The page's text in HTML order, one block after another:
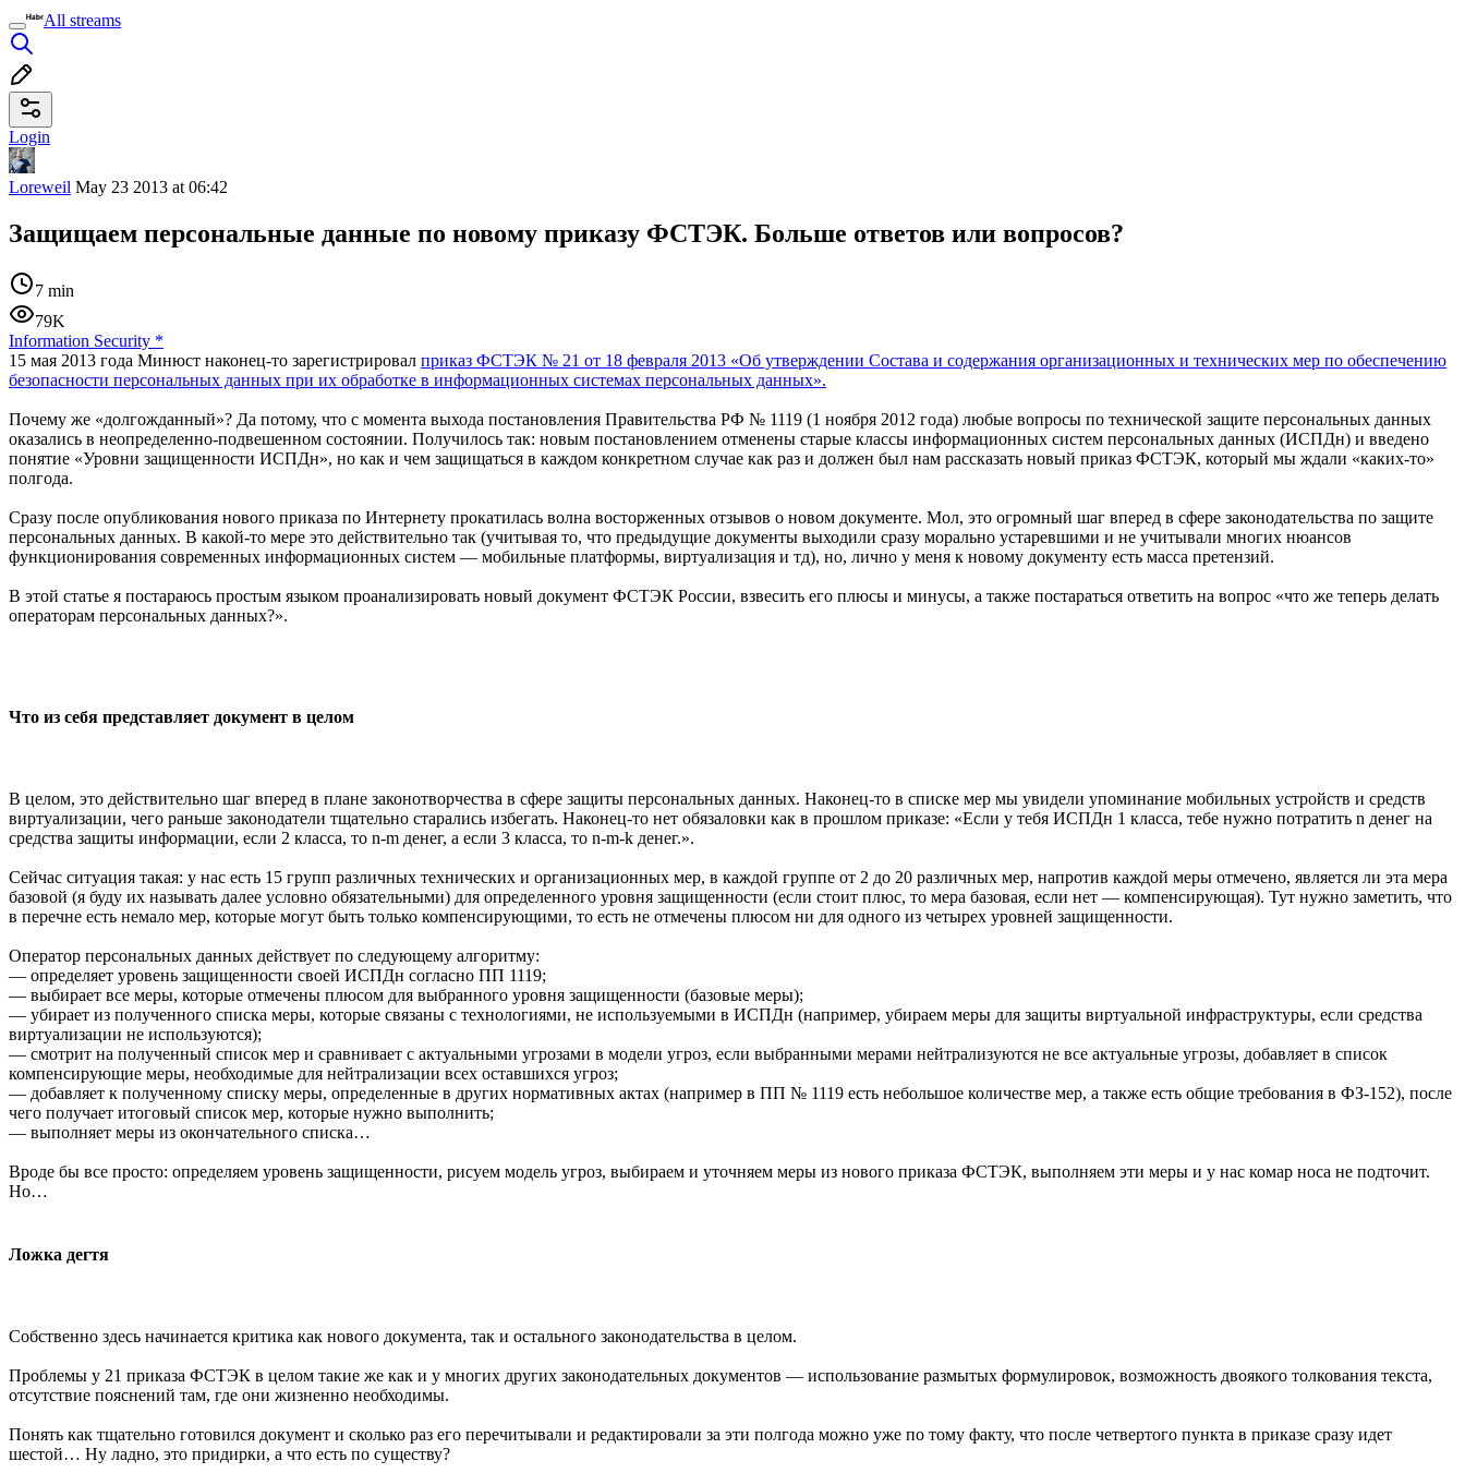
All streams
Login
Loreweil May 23 2013 at 06:42
Защищаем персональные данные по новому приказу ФСТЭК. Больше ответов или вопросов?
7 min
79K
Information Security *
15 мая 2013 года Минюст наконец-то зарегистрировал приказ ФСТЭК № 21 от 18 февраля 2013 «Об утверждении Состава и содержания организационных и технических мер по обеспечению
безопасности персональных данных при их обработке в информационных системах персональных данных».
Почему же «долгожданный»? Да потому, что с момента выхода постановления Правительства РФ № 1119 (1 ноября 2012 года) любые вопросы по технической защите персональных данных
оказались в неопределенно-подвешенном состоянии. Получилось так: новым постановлением отменены старые классы информационных систем персональных данных (ИСПДн) и введено
понятие «Уровни защищенности ИСПДн», но как и чем защищаться в каждом конкретном случае как раз и должен был нам рассказать новый приказ ФСТЭК, который мы ждали «каких-то»
полгода.
Сразу после опубликования нового приказа по Интернету прокатилась волна восторженных отзывов о новом документе. Мол, это огромный шаг вперед в сфере законодательства по защите
персональных данных. В какой-то мере это действительно так (учитывая то, что предыдущие документы выходили сразу морально устаревшими и не учитывали многих нюансов
функционирования современных информационных систем — мобильные платформы, виртуализация и тд), но, лично у меня к новому документу есть масса претензий.
В этой статье я постараюсь простым языком проанализировать новый документ ФСТЭК России, взвесить его плюсы и минусы, а также постараться ответить на вопрос «что же теперь делать
операторам персональных данных?».
Что из себя представляет документ в целом
В целом, это действительно шаг вперед в плане законотворчества в сфере защиты персональных данных. Наконец-то в списке мер мы увидели упоминание мобильных устройств и средств
виртуализации, чего раньше законодатели тщательно старались избегать. Наконец-то нет обязаловки как в прошлом приказе: «Если у тебя ИСПДн 1 класса, тебе нужно потратить n денег на
средства защиты информации, если 2 класса, то n-m денег, а если 3 класса, то n-m-k денег.».
Сейчас ситуация такая: у нас есть 15 групп различных технических и организационных мер, в каждой группе от 2 до 20 различных мер, напротив каждой меры отмечено, является ли эта мера
базовой (я буду их называть далее условно обязательными) для определенного уровня защищенности (если стоит плюс, то мера базовая, если нет — компенсирующая). Тут нужно заметить, что
в перечне есть немало мер, которые могут быть только компенсирующими, то есть не отмечены плюсом ни для одного из четырех уровней защищенности.
Оператор персональных данных действует по следующему алгоритму:
— определяет уровень защищенности своей ИСПДн согласно ПП 1119;
— выбирает все меры, которые отмечены плюсом для выбранного уровня защищенности (базовые меры);
— убирает из полученного списка меры, которые связаны с технологиями, не используемыми в ИСПДн (например, убираем меры для защиты виртуальной инфраструктуры, если средства
виртуализации не используются);
— смотрит на полученный список мер и сравнивает с актуальными угрозами в модели угроз, если выбранными мерами нейтрализуются не все актуальные угрозы, добавляет в список
компенсирующие меры, необходимые для нейтрализации всех оставшихся угроз;
— добавляет к полученному списку меры, определенные в других нормативных актах (например в ПП № 1119 есть небольшое количестве мер, а также есть общие требования в ФЗ-152), после
чего получает итоговый список мер, которые нужно выполнить;
— выполняет меры из окончательного списка…
Вроде бы все просто: определяем уровень защищенности, рисуем модель угроз, выбираем и уточняем меры из нового приказа ФСТЭК, выполняем эти меры и у нас комар носа не подточит.
Но…
Ложка дегтя
Собственно здесь начинается критика как нового документа, так и остального законодательства в целом.
Проблемы у 21 приказа ФСТЭК в целом такие же как и у многих других законодательных документов — использование размытых формулировок, возможность двоякого толкования текста,
отсутствие пояснений там, где они жизненно необходимы.
Понять как тщательно готовился документ и сколько раз его перечитывали и редактировали за эти полгода можно уже по тому факту, что после четвертого пункта в приказе сразу идет
шестой… Ну ладно, это придирки, а что есть по существу?